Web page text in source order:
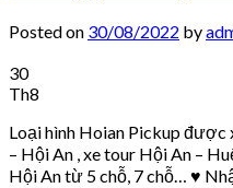
Posted on 30/08/2022 by
30
Th8
Loại hình Hoian Pickup được
– Hội An , xe tour Hội An –
Hội An từ 5 chỗ, 7 chỗ… ♥